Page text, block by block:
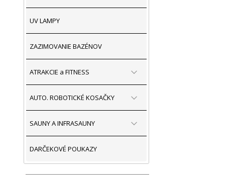
UV LAMPY
ZAZIMOVANIE BAZÉNOV
ATRAKCIE a FITNESS
AUTO. ROBOTICKÉ KOSAČKY
SAUNY A INFRASAUNY
DARČEKOVÉ POUKAZY